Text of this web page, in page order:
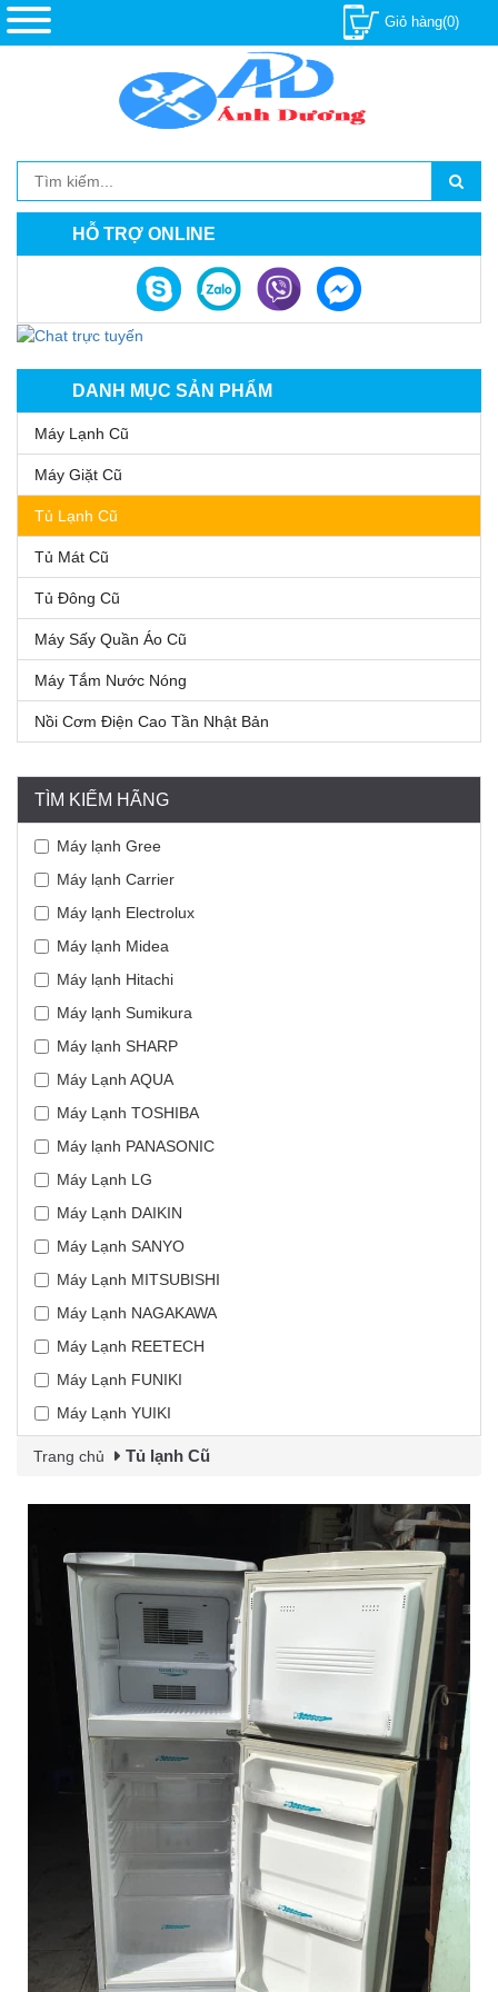
Giỏ hàng(0)
HỖ TRỢ ONLINE
DANH MỤC SẢN PHẨM
Máy Lạnh Cũ
Máy Giặt Cũ
Tủ Lạnh Cũ
Tủ Mát Cũ
Tủ Đông Cũ
Máy Sấy Quần Áo Cũ
Máy Tắm Nước Nóng
Nồi Cơm Điện Cao Tần Nhật Bản
TÌM KIẾM HÃNG
Máy lạnh Gree
Máy lạnh Carrier
Máy lạnh Electrolux
Máy lạnh Midea
Máy lạnh Hitachi
Máy lạnh Sumikura
Máy lạnh SHARP
Máy Lạnh AQUA
Máy Lạnh TOSHIBA
Máy lạnh PANASONIC
Máy Lạnh LG
Máy Lạnh DAIKIN
Máy Lạnh SANYO
Máy Lạnh MITSUBISHI
Máy Lạnh NAGAKAWA
Máy Lạnh REETECH
Máy Lạnh FUNIKI
Máy Lạnh YUIKI
Trang chủ Tủ lạnh Cũ